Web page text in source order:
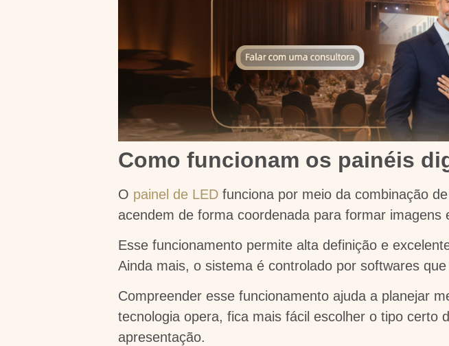
Como funcionam os painéis
O painel de LED funciona por meio da combinação
acendem de forma coordenada para formar imagens
Esse funcionamento permite alta definição e
Ainda mais, o sistema é controlado por softwares
Compreender esse funcionamento ajuda a planejar
tecnologia opera, fica mais fácil escolher o tipo certo
apresentação.